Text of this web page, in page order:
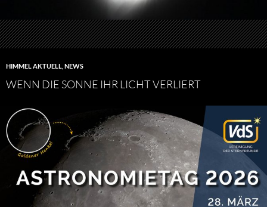
HIMMEL AKTUELL NEWS
WENN DIE SONNE IHR LICHT VERLIERT